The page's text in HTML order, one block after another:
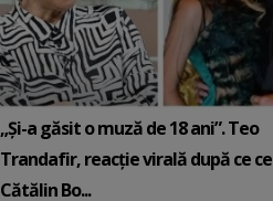
„Și-a găsit o muză de 18 ani”. Teo
Trandafir, reacție virală după ce ce
Cătălin Bo...